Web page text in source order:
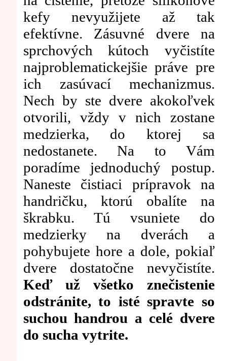
kefy nevyužijete až tak
efektívne. Zásuvné dvere na
sprchových kútoch vyčistíte
najproblematickejšie práve pre
ich zasúvací mechanizmus.
Nech by ste dvere akokoľvek
otvorili, vždy v nich zostane
medzierka, do ktorej sa
nedostanete. Na to Vám
poradíme jednoduchý postup.
Naneste čistiaci prípravok na
handričku, ktorú obalíte na
škrabku. Tú vsuniete do
medzierky na dverách a
pohybujete hore a dole, pokiaľ
dvere dostatočne nevyčistíte.
Keď už všetko znečistenie
odstránite, to isté spravte so
suchou handrou a celé dvere
do sucha vytrite.